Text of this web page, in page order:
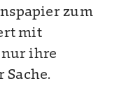
zum
mit
ihre